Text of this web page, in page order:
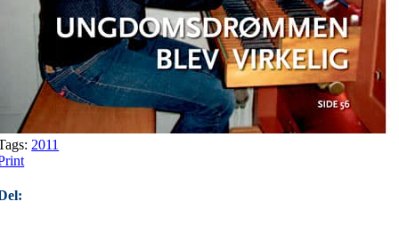
2011